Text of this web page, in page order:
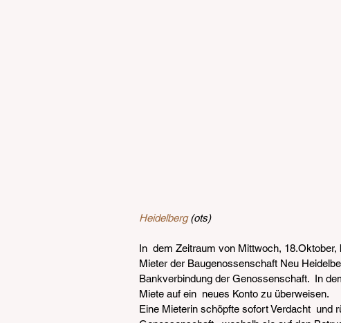
Heidelberg (ots)
In  dem Zeitraum von Mittwoch,
Mieter der Baugenossenschaft Neu
Bankverbindung der Genossenschaft.  In
Miete auf ein  neues Konto zu überweisen.
Eine Mieterin schöpfte sofort Verdacht